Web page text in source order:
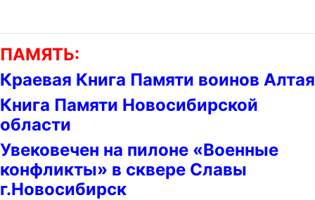
ПАМЯТЬ:
Краевая Книга Памяти воинов Алтая
Книга Памяти Новосибирской
области
Увековечен на пилоне «Военные
конфликты» в сквере Славы
г.Новосибирск